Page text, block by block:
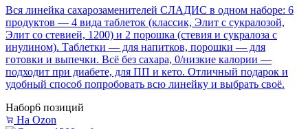
Вся линейка сахарозаменителей СЛАДИС в одном наборе: 6
продуктов — 4 вида таблеток (классик, Элит с сукралозой,
Элит со стевией, 1200) и 2 порошка (стевия и сукралоза с
инулином). Таблетки — для напитков, порошки — для
готовки и выпечки. Всё без сахара, 0/низкие калории —
подходит при диабете, для ПП и кето. Отличный подарок и
удобный способ попробовать всю линейку и выбрать своё.
Набор6 позиций
На Ozon